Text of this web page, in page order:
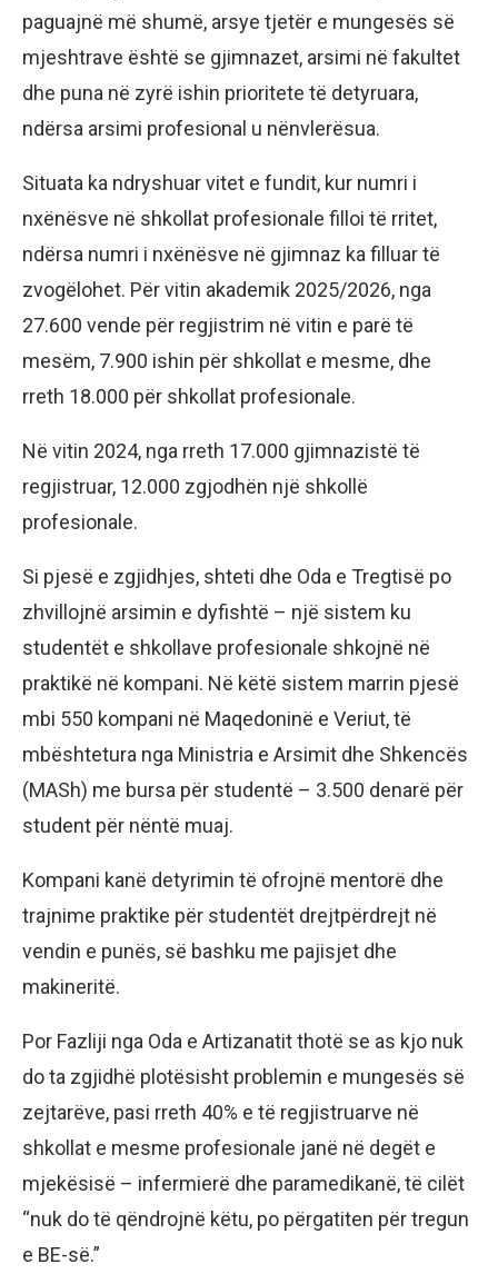
paguajnë më shumë, arsye tjetër e mungesës së
mjeshtrave është se gjimnazet, arsimi në fakultet
dhe puna në zyrë ishin prioritete të detyruara,
ndërsa arsimi profesional u nënvlerësua.
Situata ka ndryshuar vitet e fundit, kur numri i
nxënësve në shkollat profesionale filloi të rritet,
ndërsa numri i nxënësve në gjimnaz ka filluar të
zvogëlohet. Për vitin akademik 2025/2026, nga
27.600 vende për regjistrim në vitin e parë të
mesëm, 7.900 ishin për shkollat e mesme, dhe
rreth 18.000 për shkollat profesionale.
Në vitin 2024, nga rreth 17.000 gjimnazistë të
regjistruar, 12.000 zgjodhën një shkollë
profesionale.
Si pjesë e zgjidhjes, shteti dhe Oda e Tregtisë po
zhvillojnë arsimin e dyfishtë – një sistem ku
studentët e shkollave profesionale shkojnë në
praktikë në kompani. Në këtë sistem marrin pjesë
mbi 550 kompani në Maqedoninë e Veriut, të
mbështetura nga Ministria e Arsimit dhe Shkencës
(MASh) me bursa për studentë – 3.500 denarë për
student për nëntë muaj.
Kompani kanë detyrimin të ofrojnë mentorë dhe
trajnime praktike për studentët drejtpërdrejt në
vendin e punës, së bashku me pajisjet dhe
makineritë.
Por Fazliji nga Oda e Artizanatit thotë se as kjo nuk
do ta zgjidhë plotësisht problemin e mungesës së
zejtarëve, pasi rreth 40% e të regjistruarve në
shkollat e mesme profesionale janë në degët e
mjekësisë – infermierë dhe paramedikanë, të cilët
“nuk do të qëndrojnë këtu, po përgatiten për tregun
e BE-së.”